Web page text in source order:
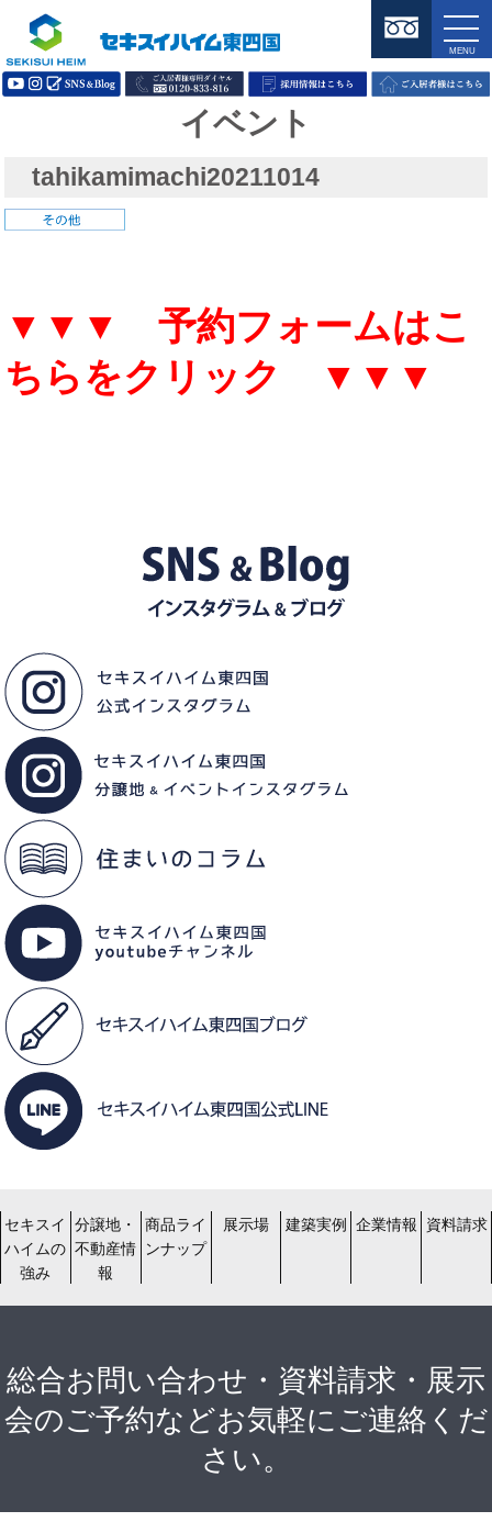
イベント
tahikamimachi20211014
▼▼▼ 予約フォームはこ
ちらをクリック ▼▼▼
セキスイ
ハイムの
強み
分譲地・
不動産情
報
商品ライ
ンナップ
展示場 建築実例 企業情報 資料請求
総合お問い合わせ・資料請求・展示
会のご予約などお気軽にご連絡くだ
さい。